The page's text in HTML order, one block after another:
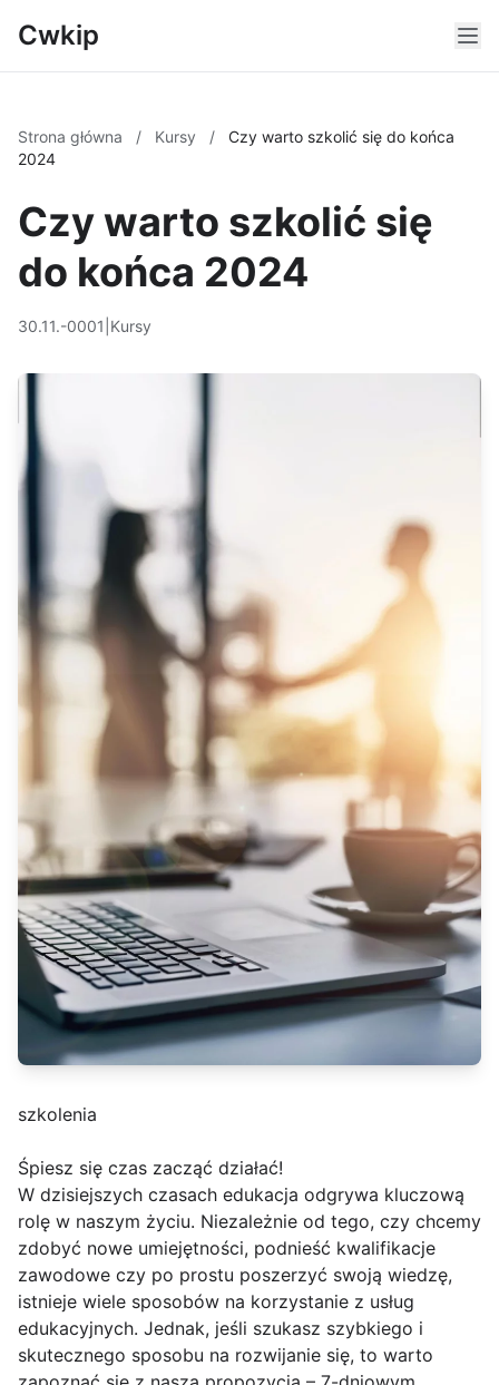
Cwkip
Strona główna / Kursy /
Czy warto szkolić się do końca
2024
Czy warto szkolić się
do końca 2024
30.11.-0001 Kursy
szkolenia
Śpiesz się czas zacząć działać!
W dzisiejszych czasach edukacja odgrywa kluczową
rolę w naszym życiu. Niezależnie od tego, czy chcemy
zdobyć nowe umiejętności, podnieść kwalifikacje
zawodowe czy po prostu poszerzyć swoją wiedzę,
istnieje wiele sposobów na korzystanie z usług
edukacyjnych. Jednak, jeśli szukasz szybkiego i
skutecznego sposobu na rozwijanie się, to warto